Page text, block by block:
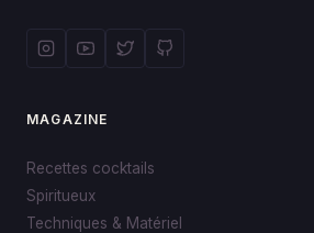
MAGAZINE
Recettes cocktails
Spiritueux
Techniques & Matériel